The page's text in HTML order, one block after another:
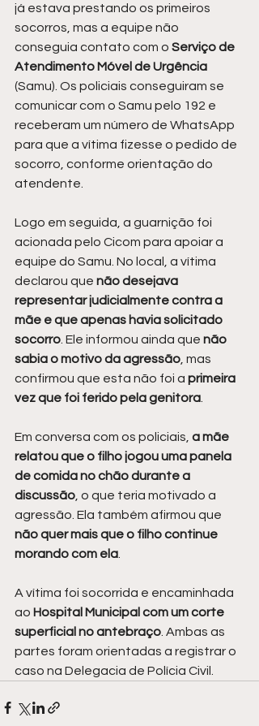
já estava prestando os primeiros
socorros, mas a equipe não
conseguia contato com o Serviço de
Atendimento Móvel de Urgência
(Samu). Os policiais conseguiram se
comunicar com o Samu pelo 192 e
receberam um número de WhatsApp
para que a vítima fizesse o pedido de
socorro, conforme orientação do
atendente.
Logo em seguida, a guarnição foi
acionada pelo Cicom para apoiar a
equipe do Samu. No local, a vítima
declarou que não desejava
representar judicialmente contra a
mãe e que apenas havia solicitado
socorro . Ele informou ainda que não
sabia o motivo da agressão , mas
confirmou que esta não foi a primeira
vez que foi ferido pela genitora
Em conversa com os policiais, a mãe
relatou que o filho jogou uma panela
de comida no chão durante a
discussão , o que teria motivado a
agressão. Ela também afirmou que
não quer mais que o filho continue
morando com ela
A vítima foi socorrida e encaminhada
ao Hospital Municipal com um corte
superficial no antebraço . Ambas as
partes foram orientadas a registrar o
caso na Delegacia de Polícia Civil.